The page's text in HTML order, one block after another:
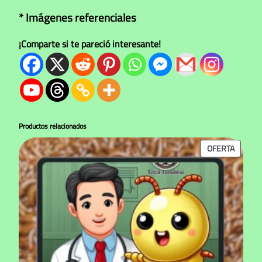
* Imágenes referenciales
¡Comparte si te pareció interesante!
Productos relacionados
OFERTA
EN
OFERTA